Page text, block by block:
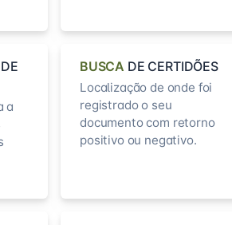
a
BUSCA DE CERTIDÕES
Localização de onde foi
registrado o seu
documento com retorno
positivo ou negativo.